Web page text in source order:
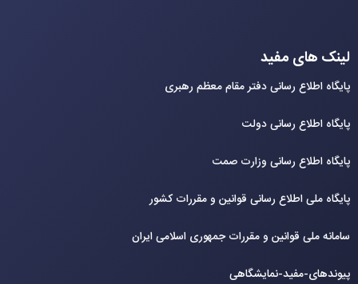
لینک های مفید
پایگاه اطلاع رسانی دفتر مقام معظم رهبری
پایگاه اطلاع رسانی دولت
پایگاه اطلاع رسانی وزارت صمت
پایگاه ملی اطلاع رسانی قوانین و مقررات کشور
سامانه ملی قوانین و مقررات جمهوری اسلامی ایران
پیوندهای-مفید-نمایشگاهی